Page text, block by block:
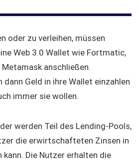
oder zu verleihen, müssen
Web 3.0 Wallet wie Fortmatic,
anschließen.
dann Geld in ihre Wallet einzahlen
immer sie wollen.
werden Teil des Lending-Pools,
die erwirtschafteten Zinsen in
Die Nutzer erhalten die